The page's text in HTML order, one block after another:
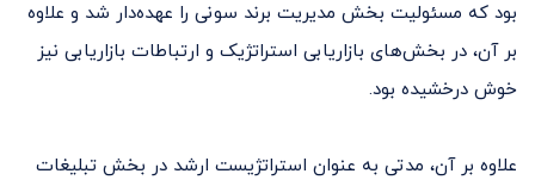
بود که مسئولیت بخش مدیریت برند سونی را عهده‌دار شد و علاوه
بر آن، در بخش‌های بازاریابی استراتژیک و ارتباطات بازاریابی نیز
خوش درخشیده بود.
علاوه بر آن، مدتی به عنوان استراتژیست ارشد در بخش تبلیغات